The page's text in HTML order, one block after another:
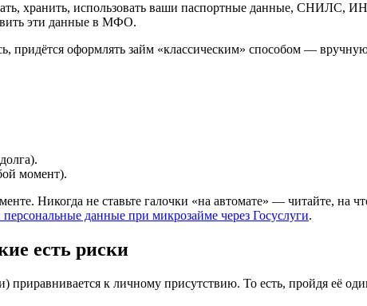
хранить, использовать ваши паспортные данные, СНИЛС,
эти данные в МФО.
придётся оформлять займ «классическим» способом —
момент).
Никогда не ставьте галочки «на автомате» — читайте, на
данные при микрозайме через Госуслуги.
есть риски
к личному присутствию. То есть, пройдя её